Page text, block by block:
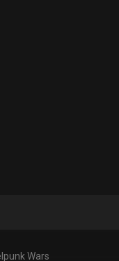
Wars